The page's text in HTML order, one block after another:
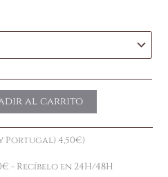
al carrito
Portugal) 4,50€)
- Recíbelo en 24H/48H